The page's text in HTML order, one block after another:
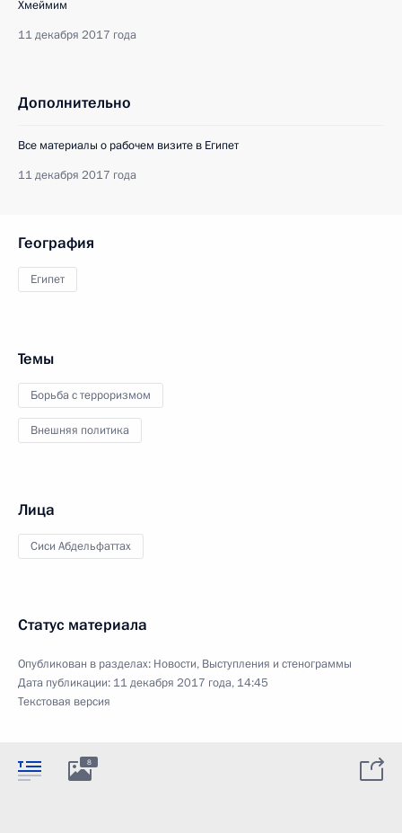
Хмеймим
11 декабря 2017 года
Дополнительно
Все материалы о рабочем визите в Египет
11 декабря 2017 года
География
Египет
Темы
Борьба с терроризмом
Внешняя политика
Лица
Сиси Абдельфаттах
Статус материала
Опубликован в разделах: Новости, Выступления и стенограммы
Дата публикации: 11 декабря 2017 года, 14:45
Текстовая версия
8